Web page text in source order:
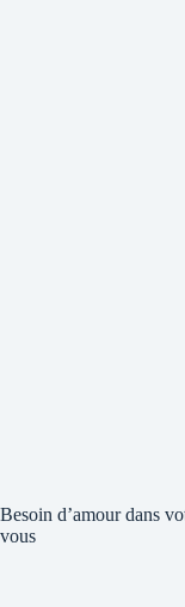
Besoin d’amour dans
vous